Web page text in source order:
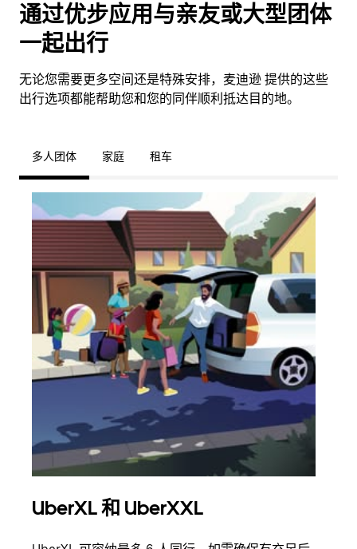
通过优步应用与亲友或大型团体
一起出行
无论您需要更多空间还是特殊安排，麦迪逊 提供的这些
出行选项都能帮助您和您的同伴顺利抵达目的地。
多人团体 家庭 租车
UberXL 和 UberXXL